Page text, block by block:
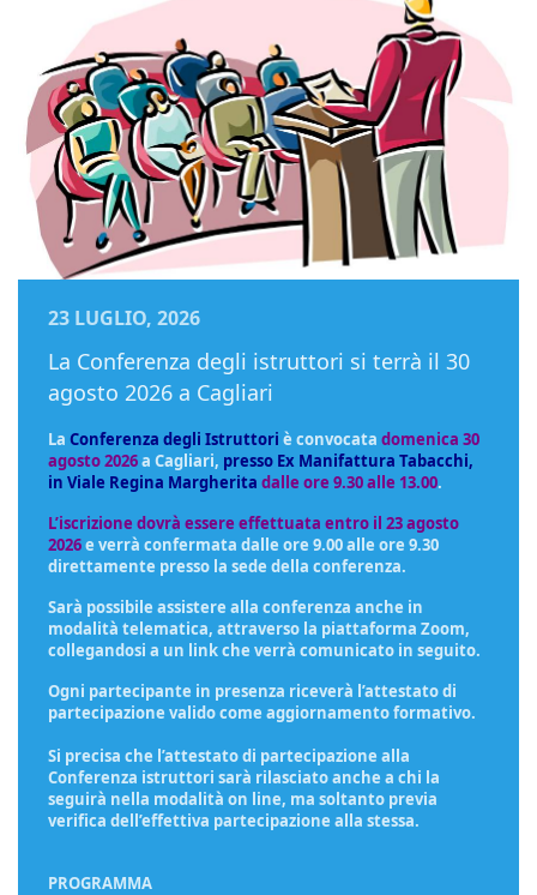
23 LUGLIO, 2026
La Conferenza degli istruttori si terrà il 30
agosto 2026 a Cagliari
La Conferenza degli Istruttori è convocata domenica 30
agosto 2026a Cagliari, presso Ex Manifattura Tabacchi,
in Viale Regina Margherita dalle ore 9.30 alle 13.00.
L’iscrizione dovrà essere effettuata entro il 23 agosto
2026e verrà confermata dalle ore 9.00 alle ore 9.30
direttamente presso la sede della conferenza.
Sarà possibile assistere alla conferenza anche in
modalità telematica, attraverso la piattaforma Zoom,
collegandosi a un link che verrà comunicato in seguito.
Ogni partecipante in presenza riceverà l’attestato di
partecipazione valido come aggiornamento formativo.
Si precisa che l’attestato di partecipazione alla
Conferenza istruttori sarà rilasciato anche a chi la
seguirà nella modalità on line, ma soltanto previa
verifica dell’effettiva partecipazione alla stessa.
PROGRAMMA